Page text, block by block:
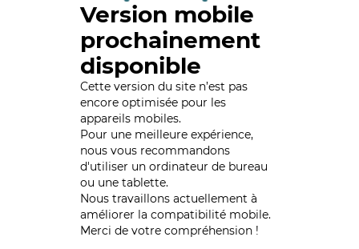
Version mobile
prochainement
disponible
Cette version du site n’est pas
encore optimisée pour les
appareils mobiles.
Pour une meilleure expérience,
nous vous recommandons
d'utiliser un ordinateur de bureau
ou une tablette.
Nous travaillons actuellement à
améliorer la compatibilité mobile.
Merci de votre compréhension !